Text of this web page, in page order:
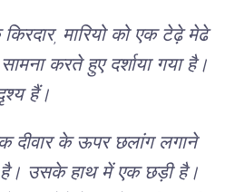
मारियो को एक टेढ़े मेढे
करते हुए दर्शाया गया है।
हैं।
दीवार के ऊपर छलांग लगाने
है। उसके हाथ में एक छड़ी है।